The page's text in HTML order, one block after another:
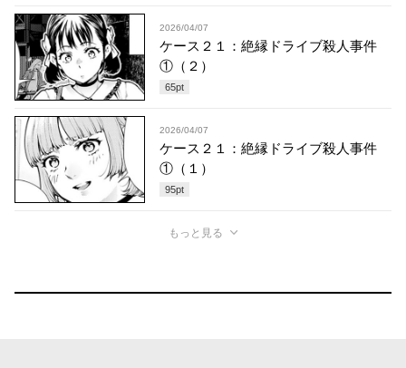
2026/04/07
ケース２１：絶縁ドライブ殺人事件
①（２）
65pt
2026/04/07
ケース２１：絶縁ドライブ殺人事件
①（１）
95pt
もっと見る